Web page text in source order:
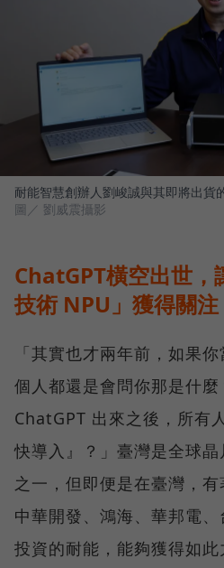
耐能智慧創辦人劉峻誠與其即將出貨
圖／ 劉威震攝影
ChatGPT橫空出世，
技術 NPU」獲得關注
「其實也才兩年前，如果
個人都還是會問你那是什
ChatGPT 出來之後，所有
快導入』？」臺灣是全球
之一，但即便是在臺灣，有
中華開發、鴻海、華邦電
投資的耐能，能夠獲得如